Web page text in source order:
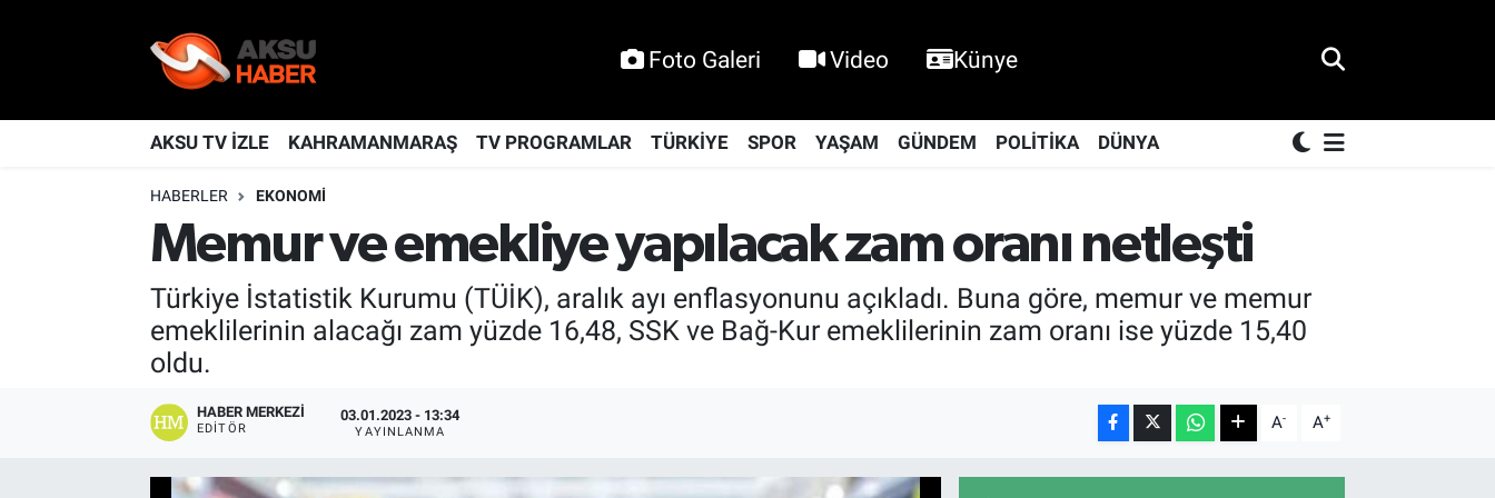
Foto Galeri Video Künye
AKSU TV İZLE KAHRAMANMARAŞ TV PROGRAMLAR TÜRKİYE SPOR YAŞAM GÜNDEM POLİTİKA DÜNYA
HABERLER EKONOMİ
Memur ve emekliye yapılacak zam oranı netleşti
Türkiye İstatistik Kurumu (TÜİK), aralık ayı enflasyonunu açıkladı. Buna göre, memur ve memur
emeklilerinin alacağı zam yüzde 16,48, SSK ve Bağ-Kur emeklilerinin zam oranı ise yüzde 15,40
oldu.
HABER MERKEZI
EDITÖR
03.01.2023 - 13:34
YAYINLANMA A- A+
KAHRAMANMARAŞ
Nöbetçi Eczaneler
Hava Durumu
Kahramanmaraş Namaz Vakitleri
Trafik Durumu
TFF 2.Lig Kırmızı Grup Puan Durumu ve Fikstür
Tüm Manşetler
Son Dakika Haberleri
Haber Arşivi